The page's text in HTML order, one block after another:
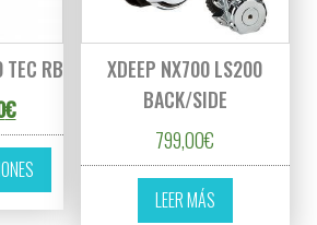
TEC RB
original era: 776,00€.
€El precio actual es: 737,20€.
Este producto tiene múltiples variantes.
XDEEP NX700 LS200
BACK/SIDE
799,00€
LEER MÁS